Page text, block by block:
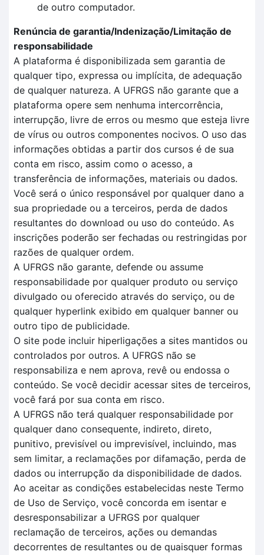
de outro computador.
Renúncia de garantia/Indenização/Limitação de
responsabilidade
A plataforma é disponibilizada sem garantia de
qualquer tipo, expressa ou implícita, de adequação
de qualquer natureza. A UFRGS não garante que a
plataforma opere sem nenhuma intercorrência,
interrupção, livre de erros ou mesmo que esteja livre
de vírus ou outros componentes nocivos. O uso das
informações obtidas a partir dos cursos é de sua
conta em risco, assim como o acesso, a
transferência de informações, materiais ou dados.
Você será o único responsável por qualquer dano a
sua propriedade ou a terceiros, perda de dados
resultantes do download ou uso do conteúdo. As
inscrições poderão ser fechadas ou restringidas por
razões de qualquer ordem.
A UFRGS não garante, defende ou assume
responsabilidade por qualquer produto ou serviço
divulgado ou oferecido através do serviço, ou de
qualquer hyperlink exibido em qualquer banner ou
outro tipo de publicidade.
O site pode incluir hiperligações a sites mantidos ou
controlados por outros. A UFRGS não se
responsabiliza e nem aprova, revê ou endossa o
conteúdo. Se você decidir acessar sites de terceiros,
você fará por sua conta em risco.
A UFRGS não terá qualquer responsabilidade por
qualquer dano consequente, indireto, direto,
punitivo, previsível ou imprevisível, incluindo, mas
sem limitar, a reclamações por difamação, perda de
dados ou interrupção da disponibilidade de dados.
Ao aceitar as condições estabelecidas neste Termo
de Uso de Serviço, você concorda em isentar e
desresponsabilizar a UFRGS por qualquer
reclamação de terceiros, ações ou demandas
decorrentes de resultantes ou de quaisquer formas